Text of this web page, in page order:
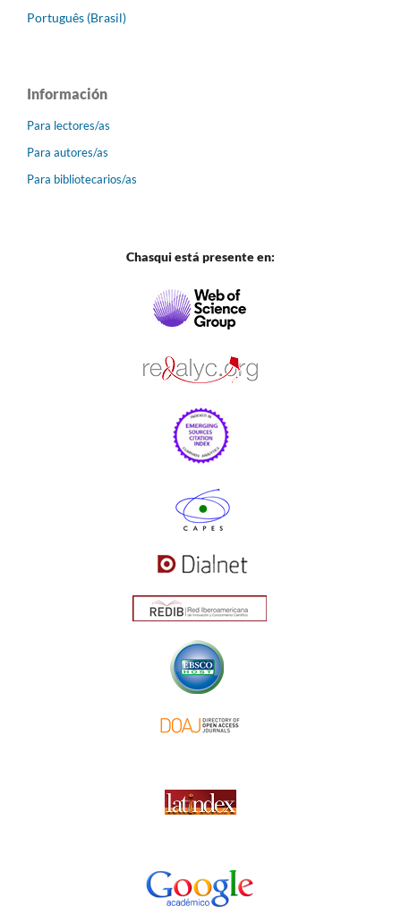
Português (Brasil)
Información
Para lectores/as
Para autores/as
Para bibliotecarios/as
Chasqui está presente en: